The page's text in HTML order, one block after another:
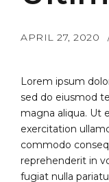
APRIL 27, 2020
Lorem ipsum
sed do eiusmod
magna aliqua. Ut
exercitation
commodo
reprehenderit in
fugiat nulla